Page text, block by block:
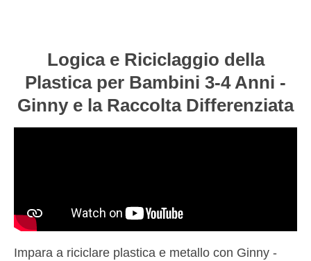
Logica e Riciclaggio della
Plastica per Bambini 3-4 Anni -
Ginny e la Raccolta Differenziata
Impara a riciclare plastica e metallo con Ginny -